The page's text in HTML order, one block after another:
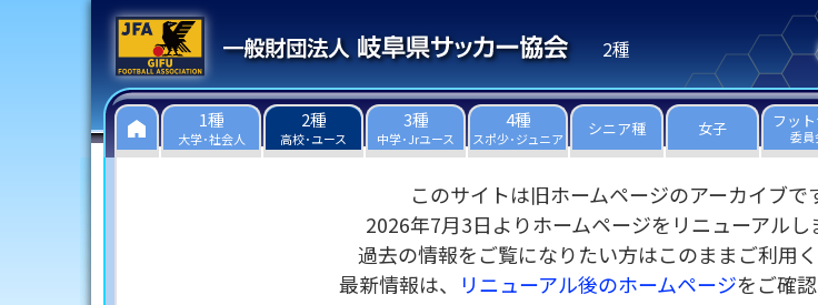
2種
1種
大学･社会人
2種
高校･ユース
3種
中学･Jrユース
4種
スポ少･ジュニア シニア種 女子 フッ
委員
このサイトは旧ホームページのアーカイブで
2026年7月3日よりホームページをリニューアルし
過去の情報をご覧になりたい方はこのままご利用く
最新情報は、
リニューアル後のホームページをご確